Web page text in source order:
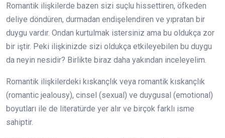
Romantik ilişkilerde bazen sizi suçlu hissettiren, öfkeden
deliye döndüren, durmadan endişelendiren ve yıpratan bir
duygu vardır. Ondan kurtulmak istersiniz ama bu oldukça zor
bir iştir. Peki ilişkinizde sizi oldukça etkileyebilen bu duygu
da neyin nesidir? Birlikte biraz daha yakından inceleyelim.
Romantik ilişkilerdeki kıskançlık veya romantik kıskançlık
(romantic jealousy), cinsel (sexual) ve duygusal (emotional)
boyutları ile de literatürde yer alır ve birçok farklı isme
sahiptir.